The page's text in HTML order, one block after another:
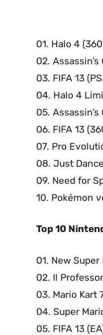
01. Halo 4
02.
03. FIFA 13
04. Halo 4
05.
06. FIFA 13
07. Pro
08. Just
09. Need for
10. Pokémon
Top 10
01. New
02. Il
03. Mario Kart
04. Super
05. FIFA 13